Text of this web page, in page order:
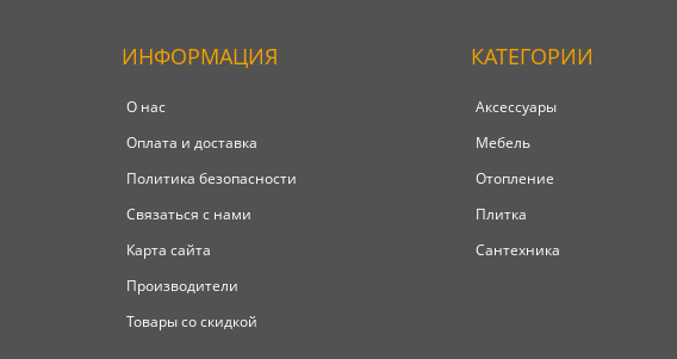
ИНФОРМАЦИЯ
О нас
Оплата и доставка
Политика безопасности
Связаться с нами
Карта сайта
Производители
Товары со скидкой
КАТЕГОРИИ
Аксессуары
Мебель
Отопление
Плитка
Сантехника